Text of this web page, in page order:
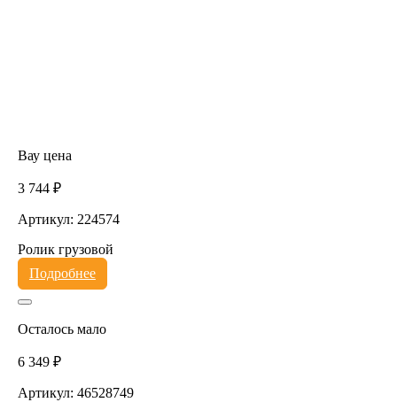
Вау цена
3 744 ₽
Артикул: 224574
Ролик грузовой
Подробнее
Осталось мало
6 349 ₽
Артикул: 46528749